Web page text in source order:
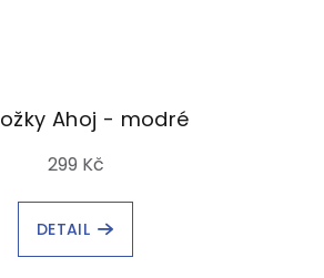
Ahoj - modré
299 Kč
DETAIL